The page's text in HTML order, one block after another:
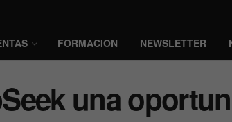
FORMACION NEWSLETTER
una